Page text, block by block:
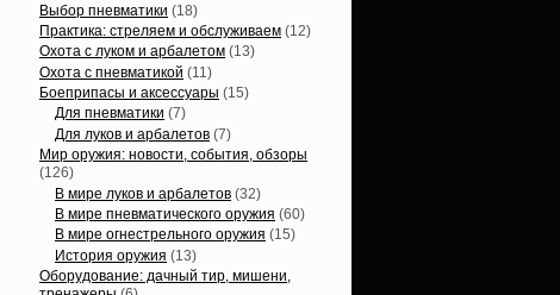
Выбор пневматики (18)
Практика: стреляем и обслуживаем (12)
Охота с луком и арбалетом (13)
Охота с пневматикой (11)
Боеприпасы и аксессуары (15)
Для пневматики (7)
Для луков и арбалетов (7)
Мир оружия: новости, события, обзоры
(126)
В мире луков и арбалетов (32)
В мире пневматического оружия (60)
В мире огнестрельного оружия (15)
История оружия (13)
Оборудование: дачный тир, мишени,